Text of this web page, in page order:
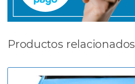
Productos relacionados